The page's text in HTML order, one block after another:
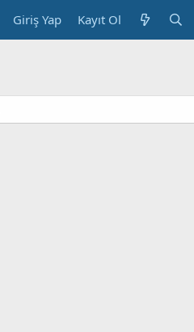
Giriş Yap Kayıt Ol